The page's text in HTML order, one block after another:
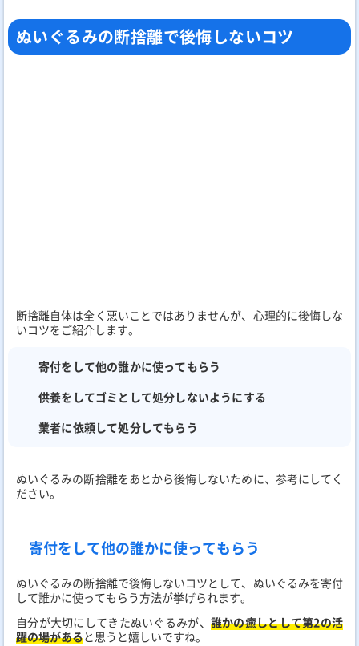
ぬいぐるみの断捨離で後悔しないコツ
断捨離自体は全く悪いことではありませんが、心理的に後悔しな
いコツをご紹介します。
寄付をして他の誰かに使ってもらう
供養をしてゴミとして処分しないようにする
業者に依頼して処分してもらう
ぬいぐるみの断捨離をあとから後悔しないために、参考にしてく
ださい。
寄付をして他の誰かに使ってもらう
ぬいぐるみの断捨離で後悔しないコツとして、ぬいぐるみを寄付
して誰かに使ってもらう方法が挙げられます。
自分が大切にしてきたぬいぐるみが、 誰かの癒しとして第2の活
躍の場があると思うと嬉しいですね。